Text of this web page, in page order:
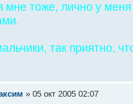
мне тоже, лично у
так приятно,
» 05 окт 2005 02:07